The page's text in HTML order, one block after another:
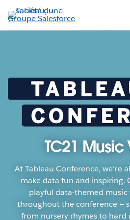
Aller
au
contenu
TC21 Music
At Tableau Conference, we’re
make data fun and inspiring.
playful data-themed music
throughout the conference —
from nursery rhymes to hard